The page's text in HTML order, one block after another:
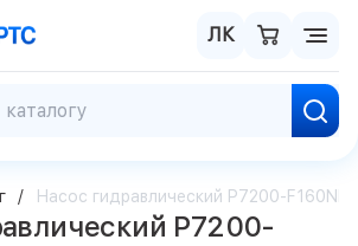
ЛК
Насос гидравлический P7200-
P7200-